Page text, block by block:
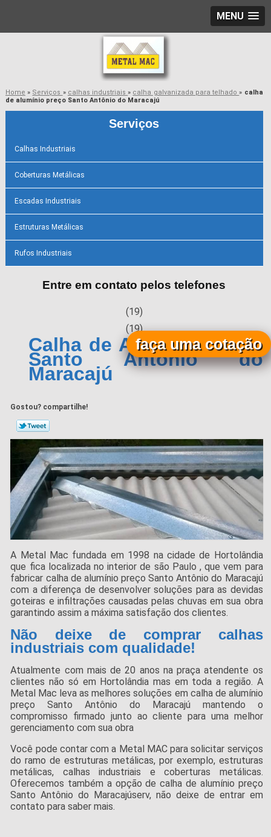
MENU
Home » Serviços » calhas industriais» calha galvanizada para telhado» calha
de alumínio preço Santo Antônio do Maracajú
Serviços
Calhas Industriais
Coberturas Metálicas
Escadas Industriais
Estruturas Metálicas
Rufos Industriais
Entre em contato pelos telefones
(19)
(19)
Calha de Alumínio Preço
Santo Antônio do
Maracajú
Gostou? compartilhe!
A Metal Mac fundada em 1998 na cidade de Hortolândia
que fica localizada no interior de são Paulo , que vem para
fabricar calha de alumínio preço Santo Antônio do Maracajú
com a diferença de desenvolver soluções para as devidas
goteiras e infiltrações causadas pelas chuvas em sua obra
garantindo assim a máxima satisfação dos clientes.
Não deixe de comprar calhas
industriais com qualidade!
Atualmente com mais de 20 anos na praça atendente os
clientes não só em Hortolândia mas em toda a região. A
Metal Mac leva as melhores soluções em calha de alumínio
preço Santo Antônio do Maracajú mantendo o
compromisso firmado junto ao cliente para uma melhor
gerenciamento com sua obra
Você pode contar com a Metal MAC para solicitar serviços
do ramo de estruturas metálicas, por exemplo, estruturas
metálicas, calhas industriais e coberturas metálicas.
Oferecemos também a opção de calha de alumínio preço
Santo Antônio do Maracajúserv, não deixe de entrar em
contato para saber mais.
faça uma cotação